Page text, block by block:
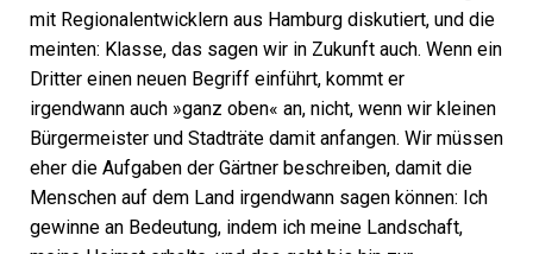
mit Regio­nalentwicklern aus Hamburg diskutiert, und die
meinten: Klasse, das sagen wir in Zukunft auch. Wenn ein
Dritter einen neuen Begriff einführt, kommt er
irgendwann auch »ganz oben« an, nicht, wenn wir kleinen
Bürgermeister und Stadträte damit anfangen. Wir müssen
eher die Aufgaben der Gärtner beschreiben, damit die
Menschen auf dem Land irgendwann sagen können: Ich
gewinne an Bedeutung, indem ich meine Landschaft,